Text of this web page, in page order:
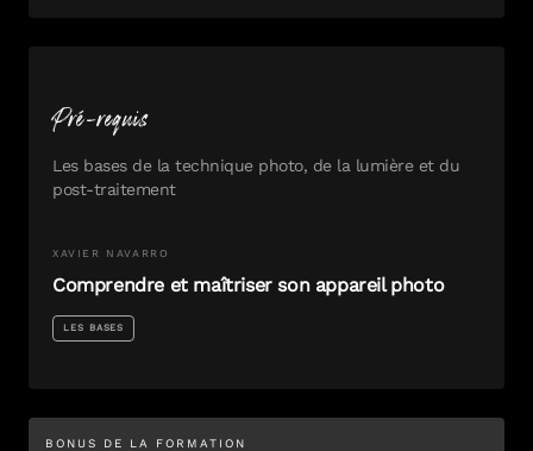
Pré-requis
Les bases de la technique photo, de la lumière et du
post-traitement
XAVIER NAVARRO
Comprendre et maîtriser son appareil photo
LES BASES
BONUS DE LA FORMATION